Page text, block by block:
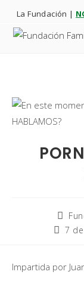
La Fundación |
7
Impartida por